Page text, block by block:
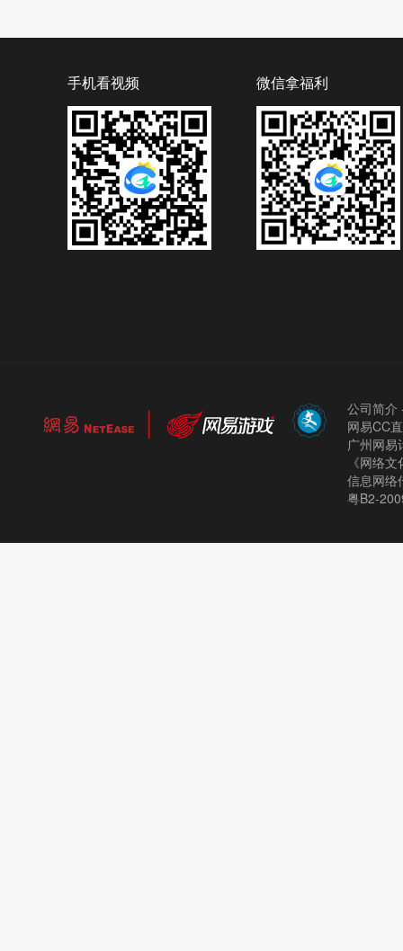
手机看视频 微信拿福利
公司简介
网易CC
广州网
《网络
信息网络
粤B2-